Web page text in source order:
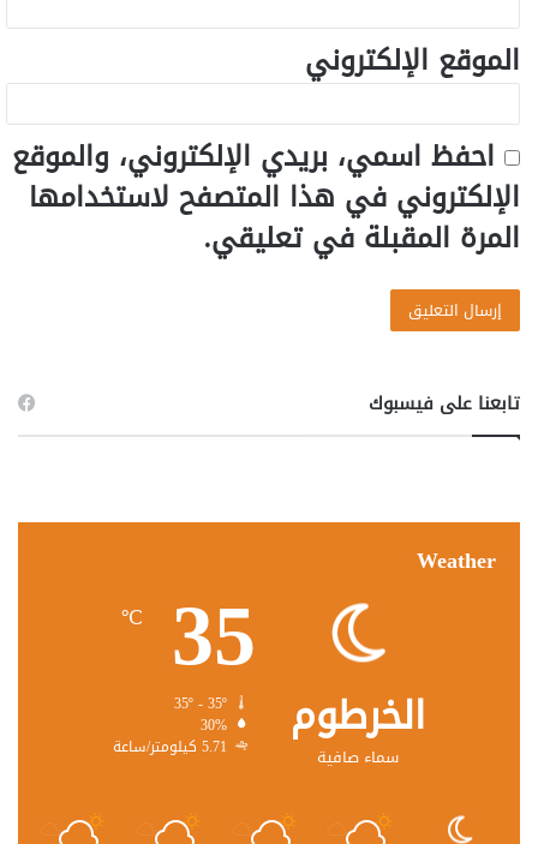
الموقع الإلكتروني
احفظ اسمي، بريدي الإلكتروني، والموقع
الإلكتروني في هذا المتصفح لاستخدامها
المرة المقبلة في تعليقي.
تابعنا على فيسبوك
Weather
الخرطوم
سماء صافية
35
℃
30%
5.71 كيلومتر/ساعة